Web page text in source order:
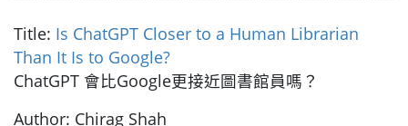
Title: Is ChatGPT Closer to a Human Librarian
Than It Is to Google?
ChatGPT 會比Google更接近圖書館員嗎？
Author: Chirag Shah